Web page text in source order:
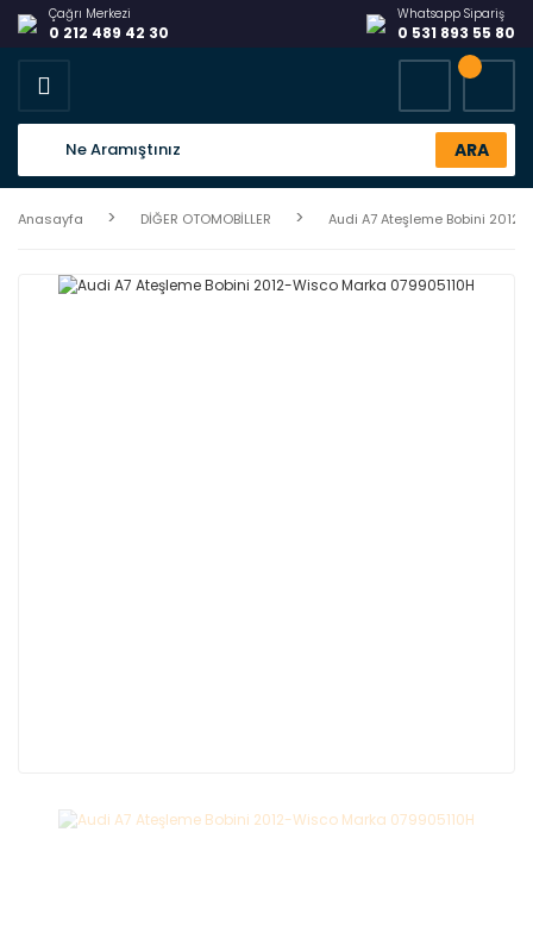
Çağrı Merkezi
0 212 489 42 30
Whatsapp Sipariş
0 531 893 55 80
ARA
Anasayfa DİĞER OTOMOBİLLER Audi A7 Ateşleme Bobini